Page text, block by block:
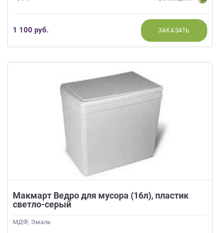
1 100 руб. ЗАКАЗАТЬ
Макмарт Ведро для мусора (16л), пластик
светло-серый
МДФ, Эмаль